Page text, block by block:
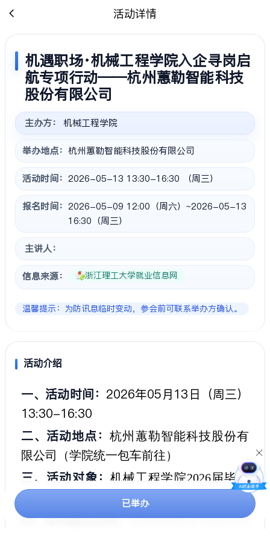
活动详情
机遇职场·机械工程学院入企寻岗启
航专项行动——杭州蕙勒智能科技
股份有限公司
主办方： 机械工程学院
举办地点： 杭州蕙勒智能科技股份有限公司
活动时间： 2026-05-13 13:30-16:30 （周三）
报名时间： 2026-05-09 12:00（周六）~2026-05-13
16:30（周三）
主讲人：
信息来源： 浙江理工大学就业信息网
温馨提示：为防讯息临时变动，参会前可联系举办方确认。
活动介绍
一、活动时间： 2026年05月13日（周三）
13:30-16:30
二、活动地点：杭州蕙勒智能科技股份有
限公司
（学院统一包车前往）
三、活动对象： 机械工程学院2026届毕业
四、报名截止时间：2026年05月13日13:3
已举办